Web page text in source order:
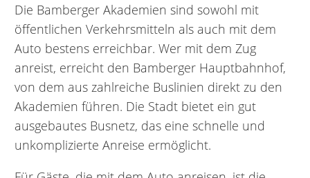
Die Bamberger Akademien sind sowohl mit
öffentlichen Verkehrsmitteln als auch mit dem
Auto bestens erreichbar. Wer mit dem Zug
anreist, erreicht den Bamberger Hauptbahnhof,
von dem aus zahlreiche Buslinien direkt zu den
Akademien führen. Die Stadt bietet ein gut
ausgebautes Busnetz, das eine schnelle und
unkomplizierte Anreise ermöglicht.